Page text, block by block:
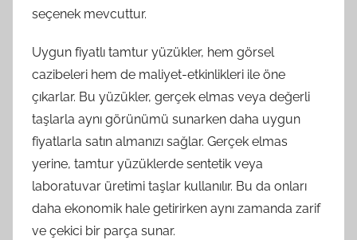
seçenek mevcuttur.
Uygun fiyatlı tamtur yüzükler, hem görsel
cazibeleri hem de maliyet-etkinlikleri ile öne
çıkarlar. Bu yüzükler, gerçek elmas veya değerli
taşlarla aynı görünümü sunarken daha uygun
fiyatlarla satın almanızı sağlar. Gerçek elmas
yerine, tamtur yüzüklerde sentetik veya
laboratuvar üretimi taşlar kullanılır. Bu da onları
daha ekonomik hale getirirken aynı zamanda zarif
ve çekici bir parça sunar.